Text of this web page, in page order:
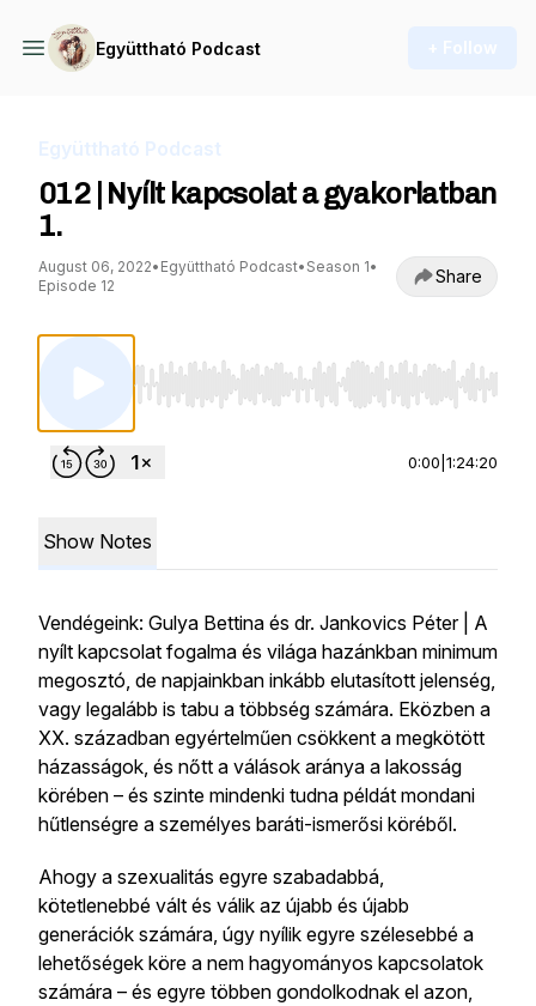
Együttható Podcast + Follow
Együttható Podcast
012 | Nyílt kapcsolat a gyakorlatban
1.
August 06, 2022• Együttható Podcast• Season 1•
Episode 12
Share
Use Left/Right to seek, Home/End to jump
0:00 1:24:20
Show Notes
Vendégeink: Gulya Bettina és dr. Jankovics Péter | A
nyílt kapcsolat fogalma és világa hazánkban minimum
megosztó, de napjainkban inkább elutasított jelenség,
vagy legalább is tabu a többség számára. Eközben a
XX. században egyértelműen csökkent a megkötött
házasságok, és nőtt a válások aránya a lakosság
körében – és szinte mindenki tudna példát mondani
hűtlenségre a személyes baráti-ismerősi köréből.
Ahogy a szexualitás egyre szabadabbá,
kötetlenebbé vált és válik az újabb és újabb
generációk számára, úgy nyílik egyre szélesebbé a
lehetőségek köre a nem hagyományos kapcsolatok
számára – és egyre többen gondolkodnak el azon,